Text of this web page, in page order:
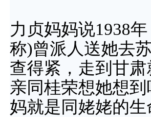
力贞妈妈说1938
称)曾派人送她去
查得紧，走到甘
亲同桂荣想她想
妈就是同姥姥的生